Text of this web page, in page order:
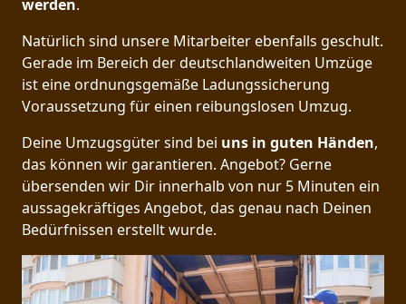
werden.
Natürlich sind unsere Mitarbeiter ebenfalls geschult.
Gerade im Bereich der deutschlandweiten Umzüge
ist eine ordnungsgemäße Ladungssicherung
Voraussetzung für einen reibungslosen Umzug.
Deine Umzugsgüter sind bei uns in guten Händen,
das können wir garantieren. Angebot? Gerne
übersenden wir Dir innerhalb von nur 5 Minuten ein
aussagekräftiges Angebot, das genau nach Deinen
Bedürfnissen erstellt wurde.